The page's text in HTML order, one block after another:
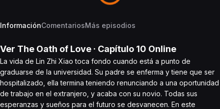
InformaciónComentariosMás episodios
Ver The Oath of Love · Capítulo 10 Online
La vida de Lin Zhi Xiao toca fondo cuando está a punto de
graduarse de la universidad. Su padre se enferma y tiene que ser
hospitalizado, ella termina teniendo renunciando a una oportunidad
de trabajo en el extranjero, y acaba con su novio. Todas sus
esperanzas y sueños para el futuro se desvanecen. En este